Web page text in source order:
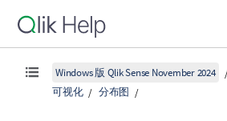
Windows 版 Qlik Sense November 2024
可视化
分布图